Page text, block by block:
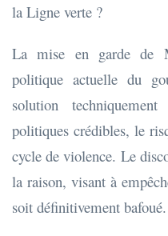
la Ligne verte ?
La mise en garde de
politique actuelle du
solution
politiques crédibles, le
cycle de violence. Le
la raison, visant à
soit définitivement bafoué.